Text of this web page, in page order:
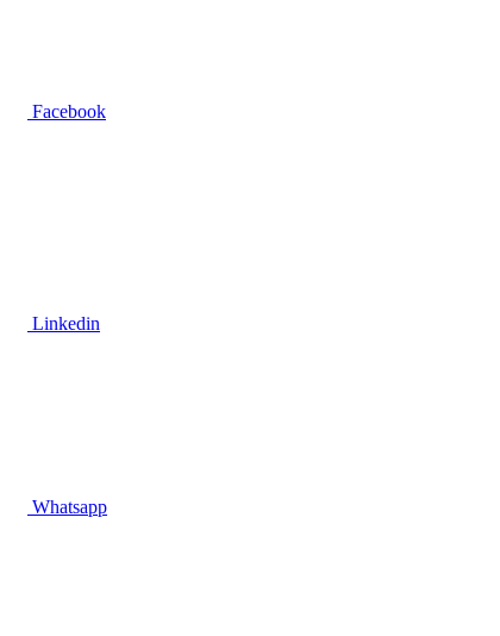
Facebook
Linkedin
Whatsapp